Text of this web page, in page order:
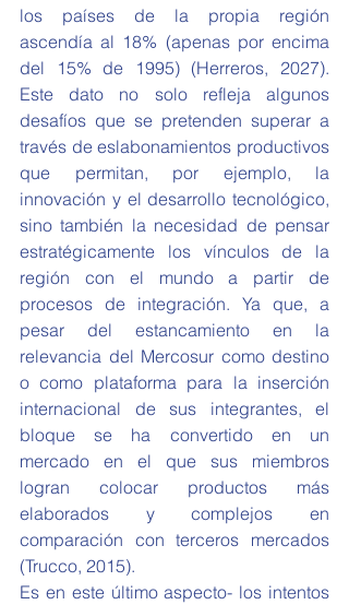
los países de la propia región
ascendía al 18% (apenas por encima
del 15% de 1995) (Herreros, 2027).
Este dato no solo refleja algunos
desafíos que se pretenden superar a
través de eslabonamientos productivos
que permitan, por ejemplo, la
innovación y el desarrollo tecnológico,
sino también la necesidad de pensar
estratégicamente los vínculos de la
región con el mundo a partir de
procesos de integración. Ya que, a
pesar del estancamiento en la
relevancia del Mercosur como destino
o como plataforma para la inserción
internacional de sus integrantes, el
bloque se ha convertido en un
mercado en el que sus miembros
logran colocar productos más
elaborados y complejos en
comparación con terceros mercados
(Trucco, 2015).
Es en este último aspecto- los intentos